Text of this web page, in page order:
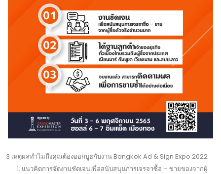
3 เหตุผลทำไมถึงคุณต้องออกบูธกับงาน Bangkok Ad & Sign Expo 2022
แนวคิดการจัดงานชัดเจนเพื่อสนับสนุนการเจรจาซื้อ – ขายของจากผู้